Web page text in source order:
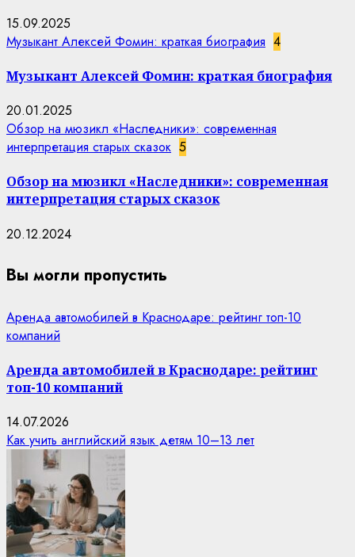
15.09.2025
Музыкант Алексей Фомин: краткая биография 4
Музыкант Алексей Фомин: краткая биография
20.01.2025
Обзор на мюзикл «Наследники»: современная
интерпретация старых сказок 5
Обзор на мюзикл «Наследники»: современная
интерпретация старых сказок
20.12.2024
Вы могли пропустить
Аренда автомобилей в Краснодаре: рейтинг топ-10
компаний
Аренда автомобилей в Краснодаре: рейтинг
топ-10 компаний
14.07.2026
Как учить английский язык детям 10–13 лет